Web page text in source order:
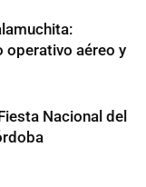
operativo aéreo y
Nacional del